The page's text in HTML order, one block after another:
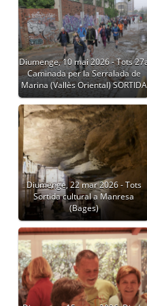
Diumenge, 10 mai 2026 - Tots
Caminada per la Serralada de
Marina (Vallès Oriental) SORTIDA
Diumenge, 22 mar 2026 - Tots
Sortida cultural a Manresa
(Bages)